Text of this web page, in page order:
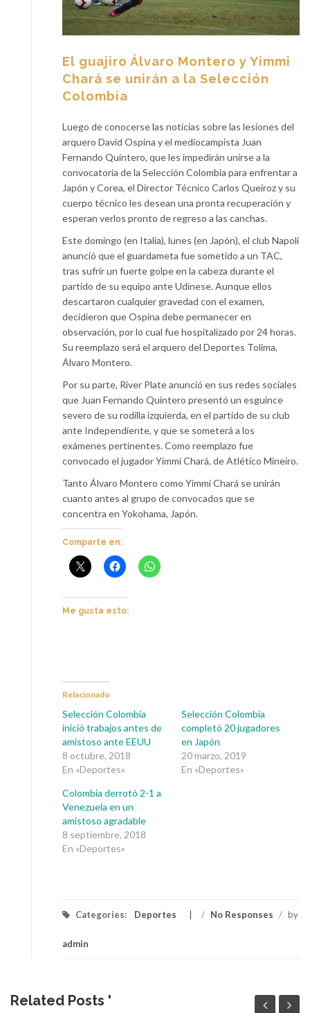
El guajiro Álvaro Montero y Yimmi
Chará se unirán a la Selección
Colombia
Luego de conocerse las noticias sobre las lesiones del
arquero David Ospina y el mediocampista Juan
Fernando Quintero, que les impedirán unirse a la
convocatoria de la Selección Colombia para enfrentar a
Japón y Corea, el Director Técnico Carlos Queiroz y su
cuerpo técnico les desean una pronta recuperación y
esperan verlos pronto de regreso a las canchas.
Este domingo (en Italia), lunes (en Japón), el club Napoli
anunció que el guardameta fue sometido a un TAC,
tras sufrir un fuerte golpe en la cabeza durante el
partido de su equipo ante Udinese. Aunque ellos
descartaron cualquier gravedad con el examen,
decidieron que Ospina debe permanecer en
observación, por lo cual fue hospitalizado por 24 horas.
Su reemplazo será el arquero del Deportes Tolima,
Álvaro Montero.
Por su parte, River Plate anunció en sus redes sociales
que Juan Fernando Quintero presentó un esguince
severo de su rodilla izquierda, en el partido de su club
ante Independiente, y que se someterá a los
exámenes pertinentes. Como reemplazo fue
convocado el jugador Yimmi Chará, de Atlético Mineiro.
Tanto Álvaro Montero como Yimmi Chará se unirán
cuanto antes al grupo de convocados que se
concentra en Yokohama, Japón.
Comparte en:
Me gusta esto:
Relacionado
Selección Colombia
inició trabajos antes de
amistoso ante EEUU
8 octubre, 2018
En «Deportes»
Selección Colombia
completó 20 jugadores
en Japón
20 marzo, 2019
En «Deportes»
Colombia derrotó 2-1 a
Venezuela en un
amistoso agradable
8 septiembre, 2018
En «Deportes»
Categories: Deportes / No Responses / by
admin
Related Posts '